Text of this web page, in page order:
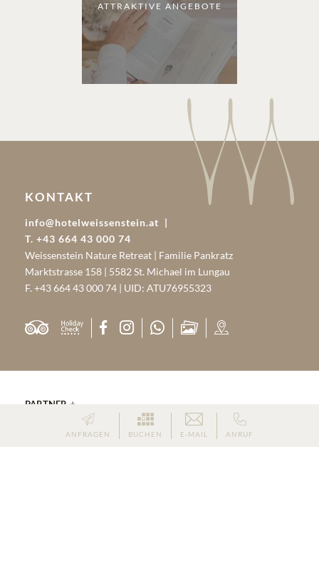
ATTRAKTIVE ANGEBOTE
KONTAKT
info@hotelweissenstein.at
T. +43 664 43 000 74
Weissenstein Nature Retreat | Familie Pankratz
Marktstrasse 158 | 5582 St. Michael im Lungau
F. +43 664 43 000 74 | UID: ATU76955323
PARTNER
IMPRESSUM DATENSCHUTZ | DATENSCHUTZ-
EINSTELLUNGEN | SITEMAP |
© 2026 WEISSENSTEIN NATURE
ANFRAGEN BUCHEN E-MAIL ANRUF